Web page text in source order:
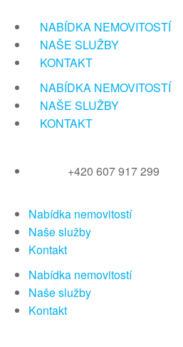
obsah
NABÍDKA NEMOVITOSTÍ
NAŠE SLUŽBY
KONTAKT
NABÍDKA NEMOVITOSTÍ
NAŠE SLUŽBY
KONTAKT
+420 607 917 299
Nabídka nemovitostí
Naše služby
Kontakt
Nabídka nemovitostí
Naše služby
Kontakt